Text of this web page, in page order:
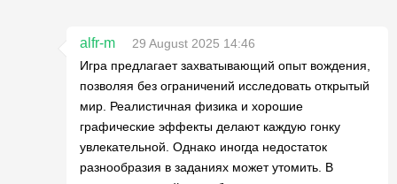
alfr-m
29 August 2025 14:46
Игра предлагает захватывающий опыт вождения,
позволяя без ограничений исследовать открытый
мир. Реалистичная физика и хорошие
графические эффекты делают каждую гонку
увлекательной. Однако иногда недостаток
разнообразия в заданиях может утомить. В